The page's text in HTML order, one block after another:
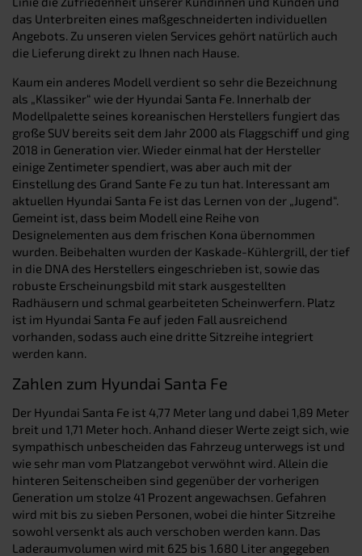
das Unterbreiten eines maßgeschneiderten individuellen
Angebots. Zu unseren vielen Services gehört natürlich auch
die Lieferung direkt zu Ihnen nach Hause.
Kaum ein anderes Modell verdient so sehr die Bezeichnung
als „Klassiker“ wie der Hyundai Santa Fe. Innerhalb der
Modellpalette seines koreanischen Herstellers fungiert das
große SUV bereits seit dem Jahr 2000 als Flaggschiff und ging
2018 in Generation vier. Wieder einmal hat der Hersteller
einige Zentimeter spendiert, was aber auch mit der
Einstellung des Grand Sante Fe zu tun hat. Interessant am
aktuellen Hyundai Santa Fe ist das Lernen von der „Jugend“.
Gemeint ist, dass beim Modell eine Reihe von
Designelementen aus dem frischen Kona übernommen
wurden. Beibehalten wurden der Kaskade-Kühlergrill, der tief
in die DNA des Herstellers eingeschrieben ist, sowie das
robuste Erscheinungsbild mit stark ausgestellten
Radhäusern und schmal gearbeiteten Scheinwerfern. Platz
ist im Hyundai Santa Fe auf jeden Fall ausreichend
vorhanden, sodass auch eine dritte Sitzreihe integriert
werden kann.
Zahlen zum Hyundai Santa Fe
Der Hyundai Santa Fe ist 4,77 Meter lang und dabei 1,89 Meter
breit und 1,71 Meter hoch. Anhand dieser Werte zeigt sich, wie
sympathisch unbescheiden das Fahrzeug unterwegs ist und
wie sehr man vom Platzangebot verwöhnt wird. Allein die
hinteren Seitenscheiben sind gegenüber der vorherigen
Generation um stolze 41 Prozent angewachsen. Gefahren
wird mit bis zu sieben Personen, wobei die hinter Sitzreihe
sowohl versenkt als auch verschoben werden kann. Das
Laderaumvolumen wird mit 625 bis 1.680 Liter angegeben